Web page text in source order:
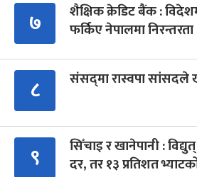
७
शैक्षिक क्रेडिट बैंक :
फर्किए नेपालमा निरन्तरता
८ संसद्‍मा रास्वपा सांसदले
९
सिँचाइ र खानेपानी :
दर, तर १३ प्रतिशत